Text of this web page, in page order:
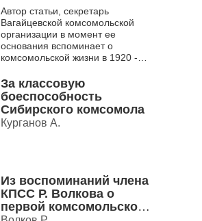
Автор статьи, секретарь
Вагайцевской комсомольской
организации в момент ее
основания вспоминает о
комсомольской жизни в 1920 -
За классовую
боеспособность
Сибирского комсомола
Курганов А.
Из воспоминаний члена
КПСС Р. Волкова о
первой комсомольской